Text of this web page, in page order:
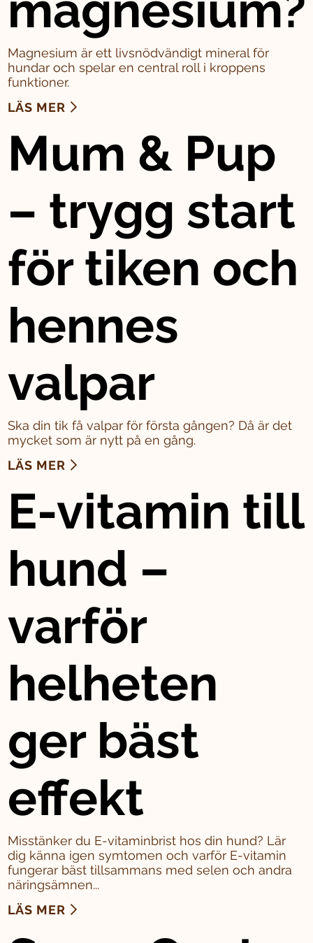
Magnesium är ett livsnödvändigt mineral för
hundar och spelar en central roll i kroppens
funktioner.
LÄS MER
Mum & Pup
– trygg start
för tiken och
hennes
valpar
Ska din tik få valpar för första gången? Då är det
mycket som är nytt på en gång.
LÄS MER
E-vitamin till
hund –
varför
helheten
ger bäst
effekt
Misstänker du E-vitaminbrist hos din hund? Lär
dig känna igen symtomen och varför E-vitamin
fungerar bäst tillsammans med selen och andra
näringsämnen...
LÄS MER